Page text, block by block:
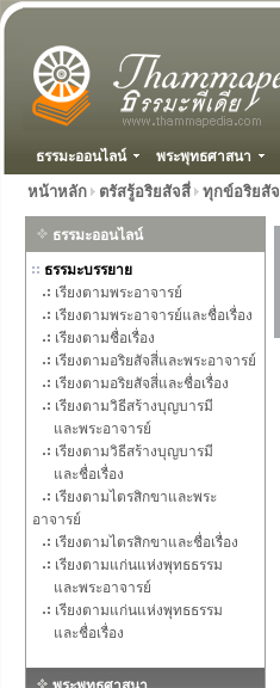
ธรรมะออนไลน์ พระพุทธศาสนา
หน้าหลัก ตรัสรู้อริยสัจสี่ ทุกข์อริยสัจ
ธรรมะออนไลน์
ธรรมะบรรยาย
เรียงตามพระอาจารย์
เรียงตามพระอาจารย์และชื่อเรื่อง
เรียงตามชื่อเรื่อง
เรียงตามอริยสัจสี่และพระอาจารย์
เรียงตามอริยสัจสี่และชื่อเรื่อง
เรียงตามวิธีสร้างบุญบารมี
และพระอาจารย์
เรียงตามวิธีสร้างบุญบารมี
และชื่อเรื่อง
เรียงตามไตรสิกขาและพระ
อาจารย์
เรียงตามไตรสิกขาและชื่อเรื่อง
เรียงตามแก่นแห่งพุทธธรรม
และพระอาจารย์
เรียงตามแก่นแห่งพุทธธรรม
และชื่อเรื่อง